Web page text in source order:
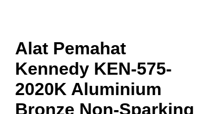
Alat Pemahat
Kennedy KEN-575-
2020K Aluminium
Bronze Non-Sparking